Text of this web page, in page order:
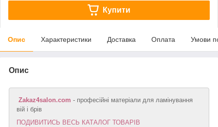
Купити
Опис Характеристики Доставка Оплата Умови
Опис
Zakaz4salon.com - професійні матеріали для ламінування
вій і брів
ПОДИВИТИСЬ ВЕСЬ КАТАЛОГ ТОВАРІВ